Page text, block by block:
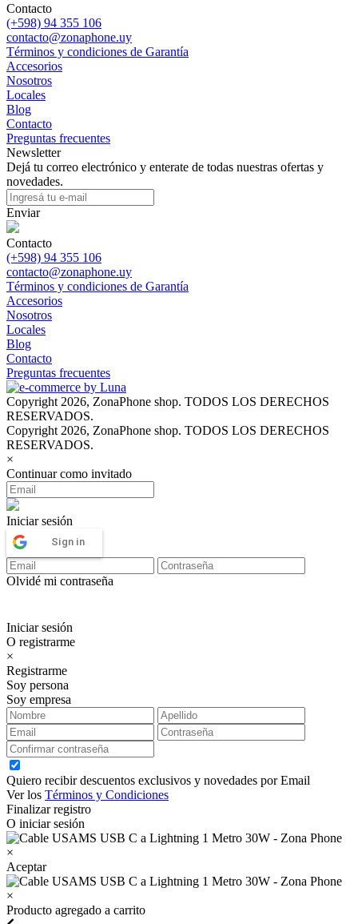
Contacto
(+598) 94 355 106
contacto@zonaphone.uy
Términos y condiciones de Garantía
Accesorios
Nosotros
Locales
Blog
Contacto
Preguntas frecuentes
Newsletter
Dejá tu correo electrónico y enterate de todas nuestras ofertas y
novedades.
Enviar
Contacto
(+598) 94 355 106
contacto@zonaphone.uy
Términos y condiciones de Garantía
Accesorios
Nosotros
Locales
Blog
Contacto
Preguntas frecuentes
Copyright 2026, ZonaPhone shop. TODOS LOS DERECHOS
RESERVADOS.
Copyright 2026, ZonaPhone shop. TODOS LOS DERECHOS
RESERVADOS.
×
Continuar como invitado
Iniciar sesión
Sign in
Olvidé mi contraseña
Iniciar sesión
O registrarme
×
Registrarme
Soy persona
Soy empresa
Quiero recibir descuentos exclusivos y novedades por Email
Ver los Términos y Condiciones
Finalizar registro
O iniciar sesión
×
Aceptar
×
Producto agregado a carrito